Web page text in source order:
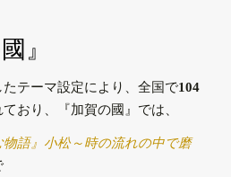
』
テーマ設定により、全国で104
おり、『加賀の國』では、
物語』小松～時の流れの中で磨